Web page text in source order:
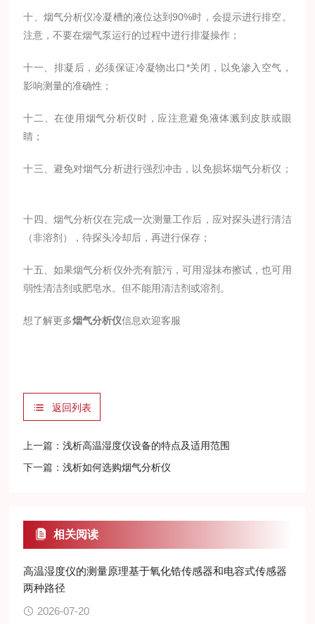
十、烟气分析仪冷凝槽的液位达到90%时，会提示进行排空。
注意，不要在烟气泵运行的过程中进行排凝操作；
十一、排凝后，必须保证冷凝物出口*关闭，以免渗入空气，
影响测量的准确性；
十二、在使用烟气分析仪时，应注意避免液体溅到皮肤或眼
睛；
十三、避免对烟气分析进行强烈冲击，以免损坏烟气分析仪；
十四、烟气分析仪在完成一次测量工作后，应对探头进行清洁
（非溶剂），待探头冷却后，再进行保存；
十五、如果烟气分析仪外壳有脏污，可用湿抹布擦试，也可用
弱性清洁剂或肥皂水。但不能用清洁剂或溶剂。
想了解更多烟气分析仪信息欢迎客服
返回列表
上一篇：浅析高温湿度仪设备的特点及适用范围
下一篇：浅析如何选购烟气分析仪
相关阅读
高温湿度仪的测量原理基于氧化锆传感器和电容式传感器
两种路径
2026-07-20